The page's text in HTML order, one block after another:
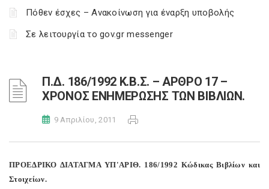
Πόθεν έσχες – Ανακοίνωση για έναρξη υποβολής
Σε λειτουργία το gov.gr messenger
Π.Δ. 186/1992 Κ.Β.Σ. – ΑΡΘΡΟ 17 –
ΧΡΟΝΟΣ ΕΝΗΜΕΡΩΣΗΣ ΤΩΝ ΒΙΒΛΙΩΝ.
9 Απριλίου, 2011
ΠΡΟΕΔΡΙΚΟ ΔΙΑΤΑΓΜΑ ΥΠ'ΑΡΙΘ. 186/1992 Κώδικας Βιβλίων και
Στοιχείων.